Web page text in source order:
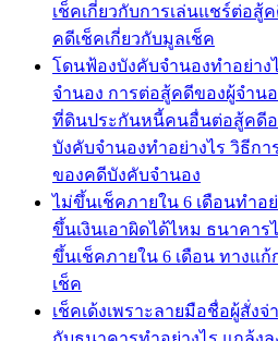
เช็คเกี่ยวกับการเล่นแชร์ต่อสู้
คดีเช็คเกี่ยวกับมูลเช็ค
โดนฟ้องบังคับจำนองทำอย่าง
จำนอง การต่อสู้คดีของผู้จำน
ที่ดินประกันหนี้คนอื่นต่อสู้คดีอ
บังคับจำนองทำอย่างไร วิธีก
ของคดีบังคับจำนอง
ไม่ขึ้นเช็คภายใน 6 เดือนทำอ
ขึ้นเงินเอาผิดได้ไหม ธนาคาร
ขึ้นเช็คภายใน 6 เดือน ทางแ
เช็ค
เช็คเด้งเพราะลายมือชื่อผู้สั่ง